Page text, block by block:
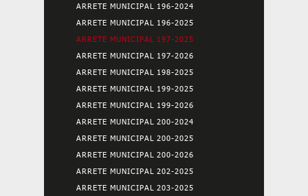
ARRETE MUNICIPAL 196-2024
ARRETE MUNICIPAL 196-2025
ARRETE MUNICIPAL 197-2025
ARRETE MUNICIPAL 197-2026
ARRETE MUNICIPAL 198-2025
ARRETE MUNICIPAL 199-2025
ARRETE MUNICIPAL 199-2026
ARRETE MUNICIPAL 200-2024
ARRETE MUNICIPAL 200-2025
ARRETE MUNICIPAL 200-2026
ARRETE MUNICIPAL 202-2025
ARRETE MUNICIPAL 203-2025